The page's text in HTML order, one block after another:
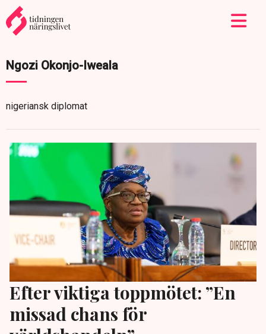
Ngozi Okonjo-Iweala
nigeriansk diplomat
Efter viktiga toppmötet: ”En
missad chans för